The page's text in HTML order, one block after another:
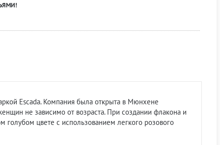
Escada. Компания была открыта в Мюнхене
не зависимо от возраста. При создании флакона и
голубом цвете с использованием легкого розового